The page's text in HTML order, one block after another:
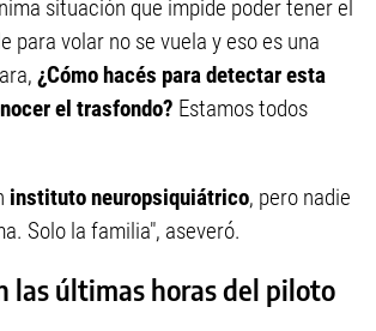
situación que impide poder tener el
para volar no se vuela y eso es una
¿Cómo hacés para detectar esta
el trasfondo? Estamos todos
instituto neuropsiquiátrico, pero nadie
Solo la familia", aseveró.
las últimas horas del piloto